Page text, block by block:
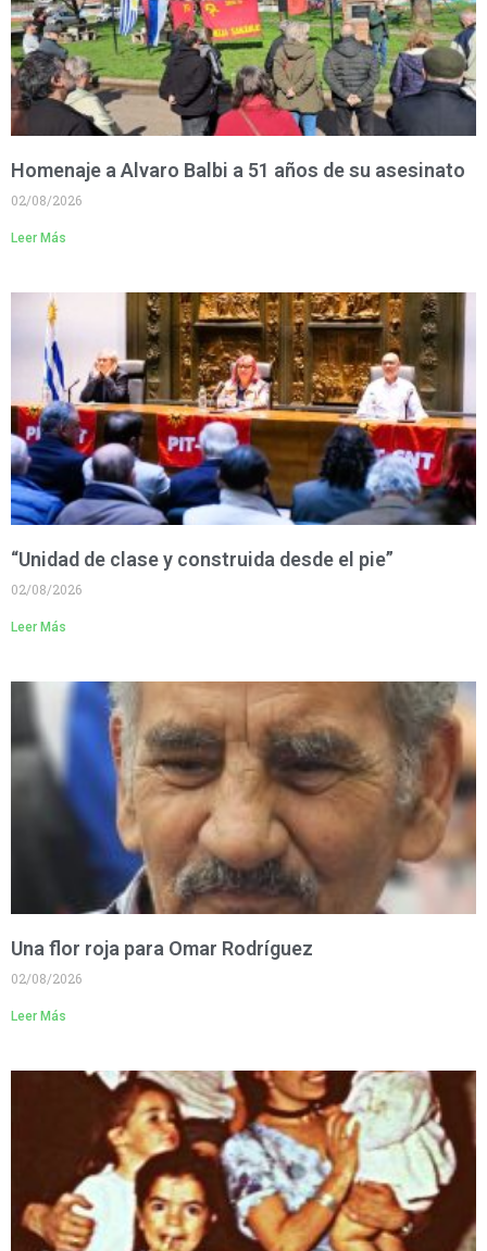
Homenaje a Alvaro Balbi a 51 años de su asesinato
02/08/2026
Leer Más
“Unidad de clase y construida desde el pie”
02/08/2026
Leer Más
Una flor roja para Omar Rodríguez
02/08/2026
Leer Más